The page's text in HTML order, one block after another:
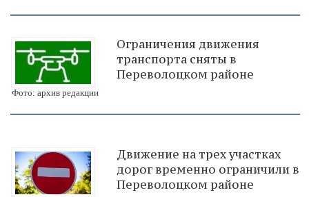
Фото: архив редакции
Ограничения движения
транспорта сняты в
Переволоцком районе
Движение на трех участках
дорог временно ограничили в
Переволоцком районе